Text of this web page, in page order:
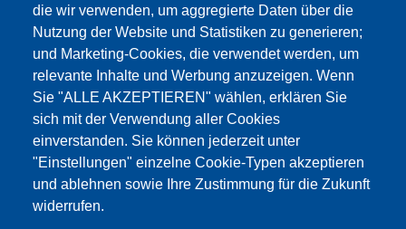
die wir verwenden, um aggregierte Daten über die
Nutzung der Website und Statistiken zu generieren;
und Marketing-Cookies, die verwendet werden, um
relevante Inhalte und Werbung anzuzeigen. Wenn
Sie "ALLE AKZEPTIEREN" wählen, erklären Sie
sich mit der Verwendung aller Cookies
einverstanden. Sie können jederzeit unter
"Einstellungen" einzelne Cookie-Typen akzeptieren
und ablehnen sowie Ihre Zustimmung für die Zukunft
widerrufen.
Dieser Inhalt ist blockiert, da die Google Maps
Cookies nicht akzeptiert wurden.
NUR DIE GOOGLE MAPS COOKIES
AKZEPTIEREN.
Alle Cookies akzeptieren